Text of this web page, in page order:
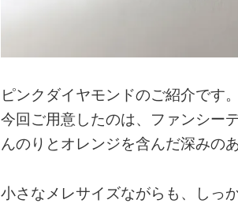
ピンクダイヤモンドのご紹介です。
今回ご用意したのは、ファンシー
んのりとオレンジを含んだ深みの
小さなメレサイズながらも、しっ